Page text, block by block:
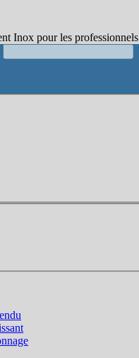
Inox pour les professionnels